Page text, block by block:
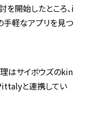
開始したところ、i
手軽なアプリを見つ
はサイボウズのkin
と連携してい